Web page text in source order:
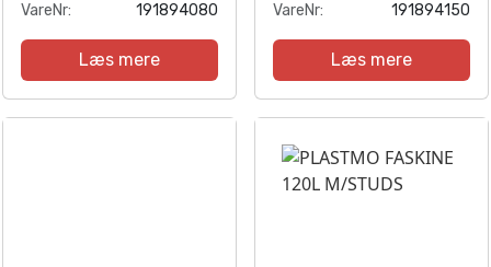
VareNr:
191894080
Læs mere
VareNr:
191894150
Læs mere